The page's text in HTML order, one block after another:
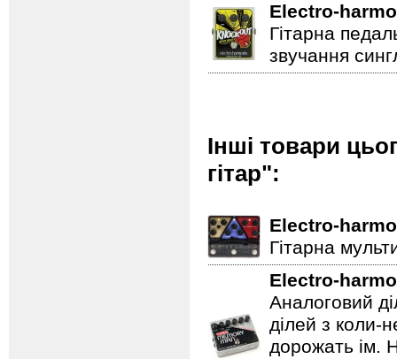
Electro-
Гітарна
звучання
Інші товари
гітар":
Electro-
Гітарна
Electro-
Аналоговий
ділей з коли-
дорожать ім.